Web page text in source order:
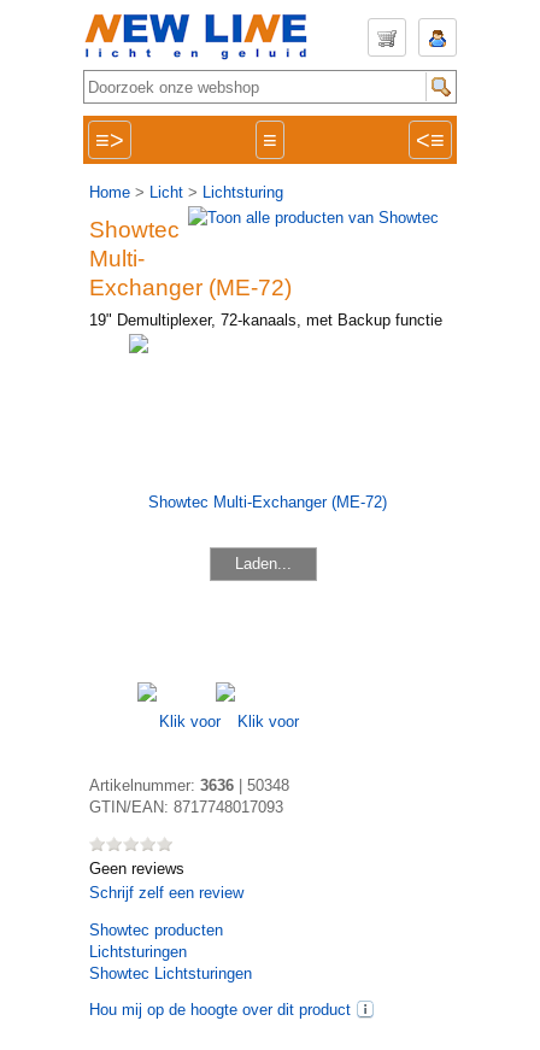
≡> ≡ <≡
Home > Licht > Lichtsturing
Showtec
Multi-
Exchanger (ME-72)
19" Demultiplexer, 72-kanaals, met Backup functie
Laden...
Artikelnummer: 3636
50348
GTIN/EAN: 8717748017093
Geen reviews
Schrijf zelf een review
Showtec producten
Lichtsturingen
Showtec Lichtsturingen
Hou mij op de hoogte over dit product